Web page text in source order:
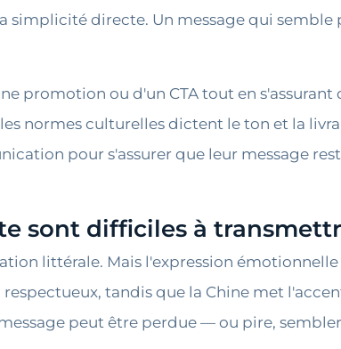
directe. Un message qui semble
promotion ou d'un CTA tout en
normes culturelles dictent le ton et la
pour s'assurer que leur message
sont difficiles à
littérale. Mais l'expression émotionnelle
tandis que la Chine met
peut être perdue — ou pire,